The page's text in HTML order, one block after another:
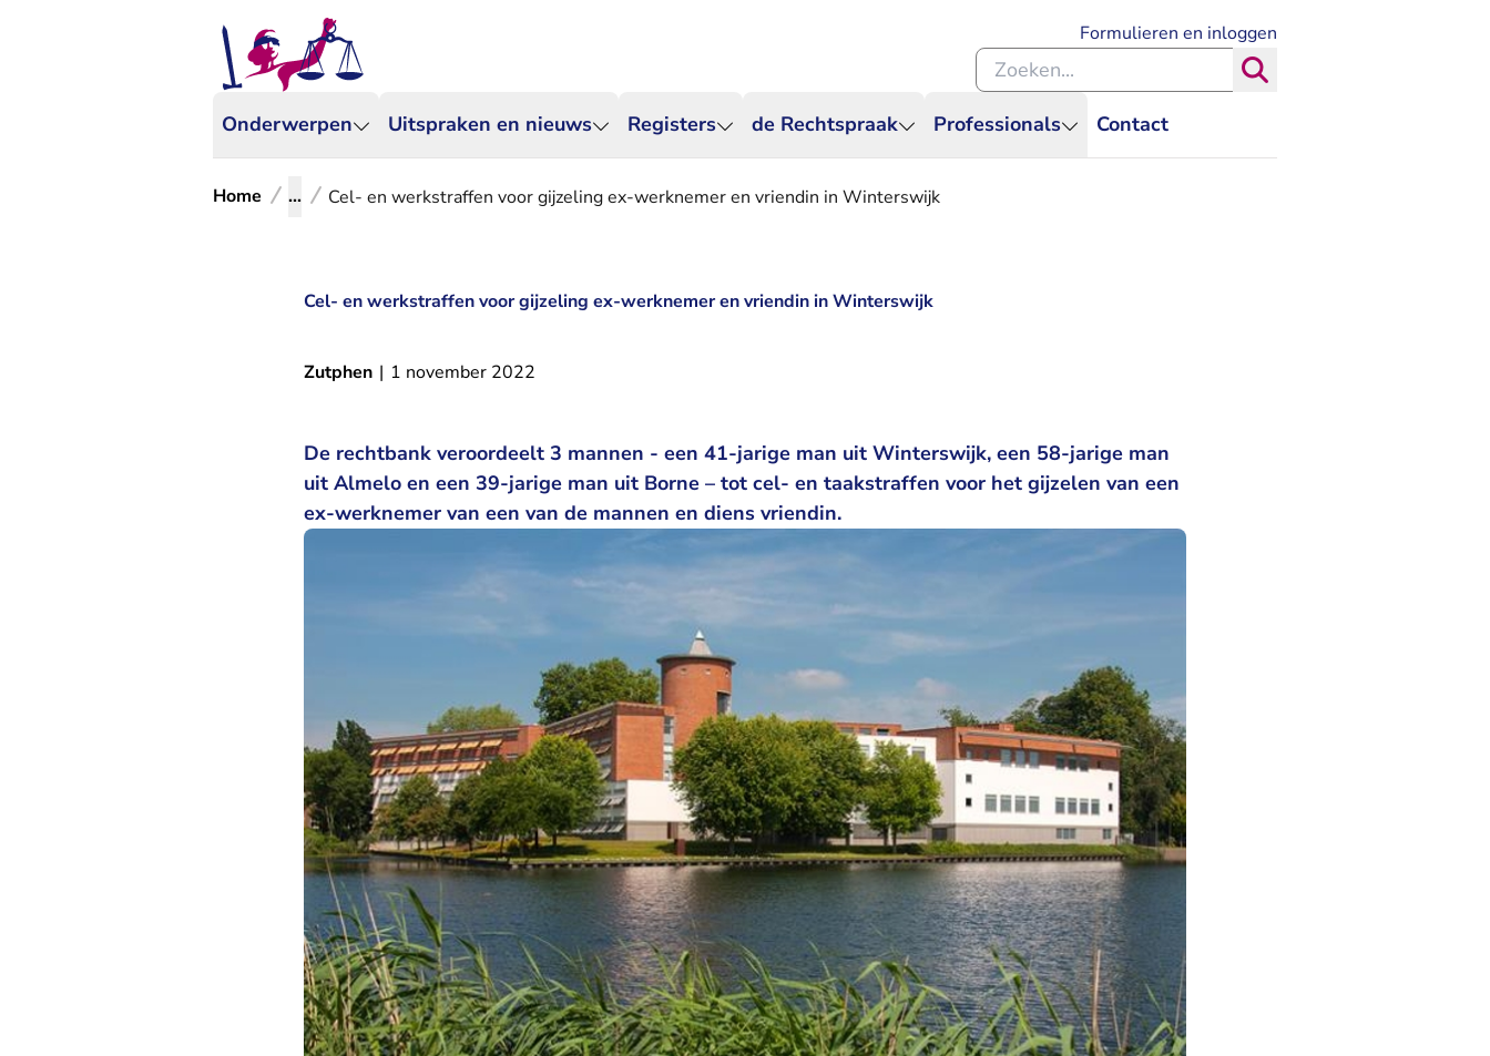
Onderwerpen Uitspraken en nieuws Registers de Rechtspraak Professionals Contact
Formulieren en inloggen
Zoeken binnen de Rechtspraak
Home ... Cel- en werkstraffen voor gijzeling ex-werknemer en vriendin in Winterswijk
Cel- en werkstraffen voor gijzeling ex-werknemer en vriendin in Winterswijk
Zutphen | 1 november 2022
De rechtbank veroordeelt 3 mannen - een 41-jarige man uit Winterswijk, een 58-jarige man
uit Almelo en een 39-jarige man uit Borne – tot cel- en taakstraffen voor het gijzelen van een
ex-werknemer van een van de mannen en diens vriendin.